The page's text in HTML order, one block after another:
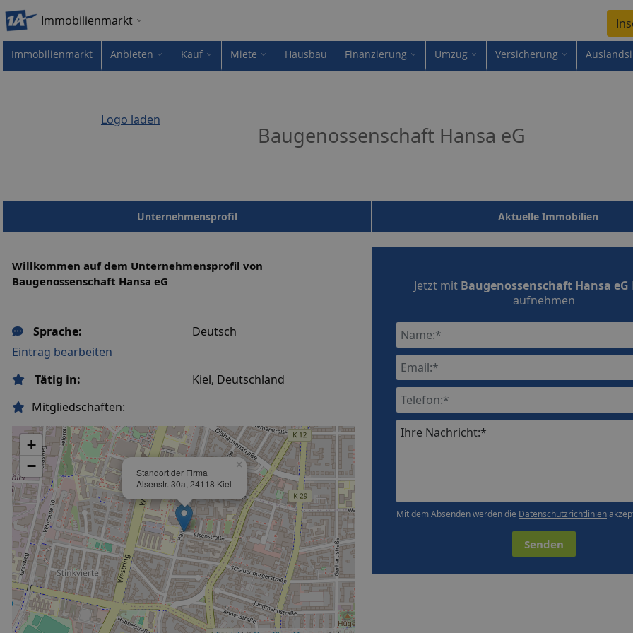
Immobilienmarkt
Immobilienmarkt Anbieten Kauf Miete Hausbau Finanzierung Umzug Versicherung
Logo laden
Baugenossenschaft Hansa eG
Unternehmensprofil Aktuelle Immobilien
Willkommen auf dem Unternehmensprofil von
Baugenossenschaft Hansa eG
Sprache:
Deutsch
Eintrag bearbeiten
Tätig in:
Kiel, Deutschland
Mitgliedschaften:
Standort der Firma
Alsenstr. 30a, 24118 Kiel
×
+
−
Jetzt mit Baugenossenschaft Hansa eG
aufnehmen
Ihre Nachricht:*
Mit dem Absenden werden die Datenschutzrichtlinien
Senden